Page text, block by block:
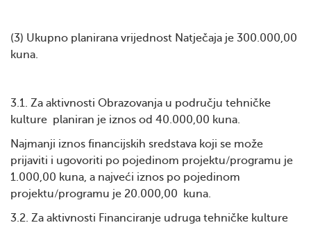
(3) Ukupno planirana vrijednost Natječaja je 300.000,00
kuna.
3.1. Za aktivnosti Obrazovanja u području tehničke
kulture planiran je iznos od 40.000,00 kuna.
Najmanji iznos financijskih sredstava koji se može
prijaviti i ugovoriti po pojedinom projektu/programu je
1.000,00 kuna, a najveći iznos po pojedinom
projektu/programu je 20.000,00 kuna.
3.2. Za aktivnosti Financiranje udruga tehničke kulture